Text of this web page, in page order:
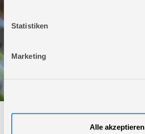
Statistiken
Marketing
Alle akzeptieren